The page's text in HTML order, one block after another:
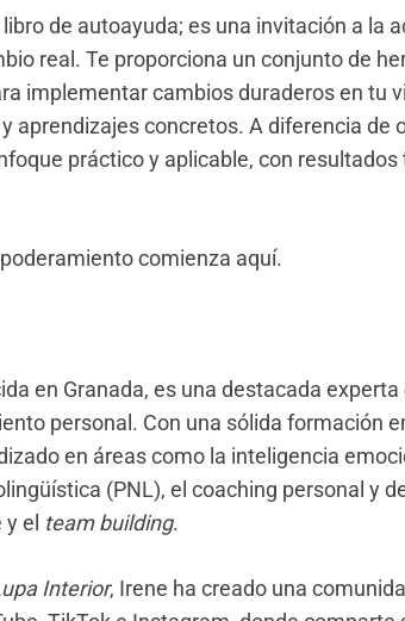
de autoayuda; es una invitación a la
real. Te proporciona un conjunto de
implementar cambios duraderos en tu
aprendizajes concretos. A diferencia de
práctico y aplicable, con
comienza aquí.
en Granada, es una destacada
personal. Con una sólida formación
en áreas como la inteligencia
(PNL), el coaching personal y
y el team building.
Interior, Irene ha creado una